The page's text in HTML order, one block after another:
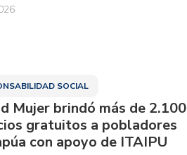
SOCIAL
Mujer brindó más de 2.100
gratuitos a pobladores
con apoyo de ITAIPU